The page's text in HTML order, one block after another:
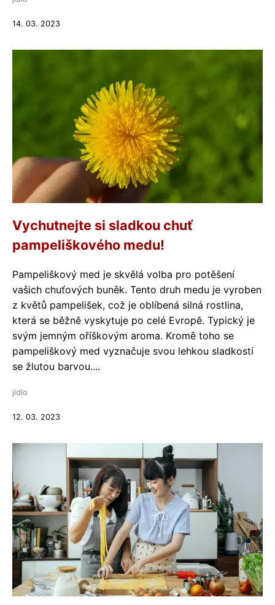
14. 03. 2023
Vychutnejte si sladkou chuť
pampeliškového medu!
Pampeliškový med je skvělá volba pro potěšení
vašich chuťových buněk. Tento druh medu je vyroben
z květů pampelišek, což je oblíbená silná rostlina,
která se běžně vyskytuje po celé Evropě. Typický je
svým jemným oříškovým aroma. Kromě toho se
pampeliškový med vyznačuje svou lehkou sladkostí
se žlutou barvou....
jídlo
12. 03. 2023